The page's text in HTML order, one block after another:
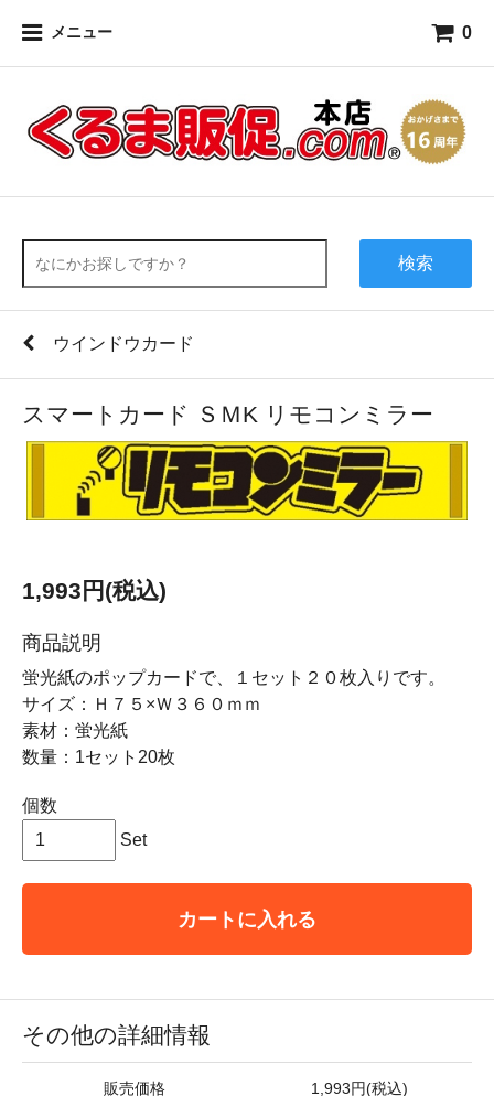
メニュー 0
検索
ウインドウカード
スマートカード ＳＭK リモコンミラー
1,993円(税込)
商品説明
蛍光紙のポップカードで、１セット２０枚入りです。
サイズ：Ｈ７５×Ｗ３６０ｍｍ
素材：蛍光紙
数量：1セット20枚
個数
Set
カートに入れる
その他の詳細情報
販売価格 1,993円(税込)